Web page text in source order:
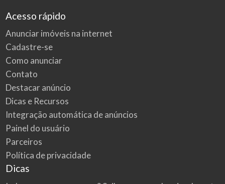
Acesso rápido
Anunciar imóveis na internet
Cadastre-se
Como anunciar
Contato
Destacar anúncio
Dicas e Recursos
Integração automática de anúncios
Painel do usuário
Parceiros
Política de privacidade
Dicas